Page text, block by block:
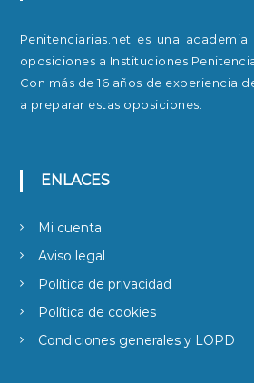
Penitenciarias.net es una
oposiciones a Instituciones
Con más de 16 años de experiencia
a preparar estas oposiciones.
ENLACES
Mi cuenta
Aviso legal
Política de privacidad
Política de cookies
Condiciones generales y LOPD